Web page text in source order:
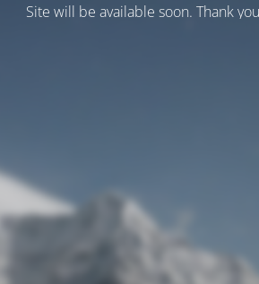
Site will be available soon. Thank